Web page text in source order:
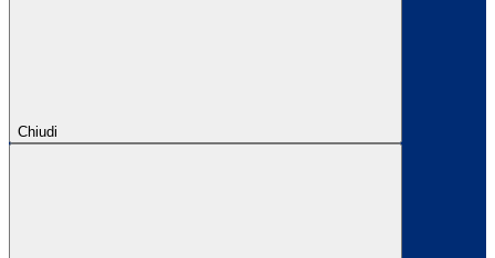
Chiudi